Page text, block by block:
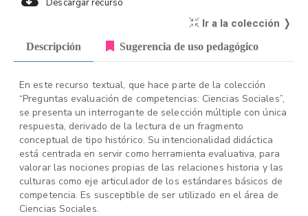
Descargar recurso
Ir a la colección ❭
Descripción Sugerencia de uso pedagógico
En este recurso textual, que hace parte de la colección
“Preguntas evaluación de competencias: Ciencias Sociales”,
se presenta un interrogante de selección múltiple con única
respuesta, derivado de la lectura de un fragmento
conceptual de tipo histórico. Su intencionalidad didáctica
está centrada en servir como herramienta evaluativa, para
valorar las nociones propias de las relaciones historia y las
culturas como eje articulador de los estándares básicos de
competencia. Es susceptible de ser utilizado en el área de
Ciencias Sociales.